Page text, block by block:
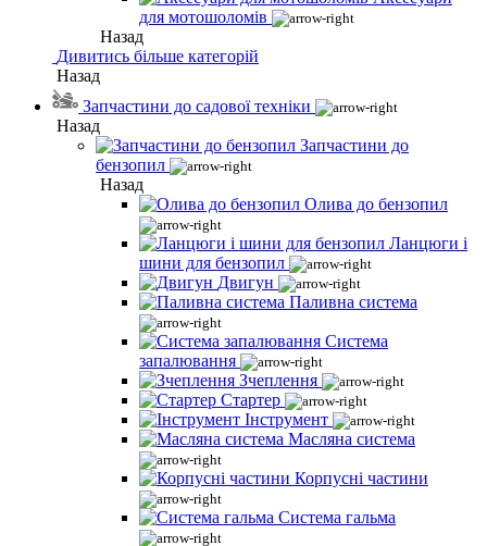
для мотошоломів
Назад
Дивитись більше категорій
Назад
Запчастини до садової техніки
Назад
Запчастини до
бензопил
Назад
Олива до бензопил
Ланцюги і
шини для бензопил
Двигун
Паливна система
Система
запалювання
Зчеплення
Стартер
Інструмент
Масляна система
Корпусні частини
Система гальма